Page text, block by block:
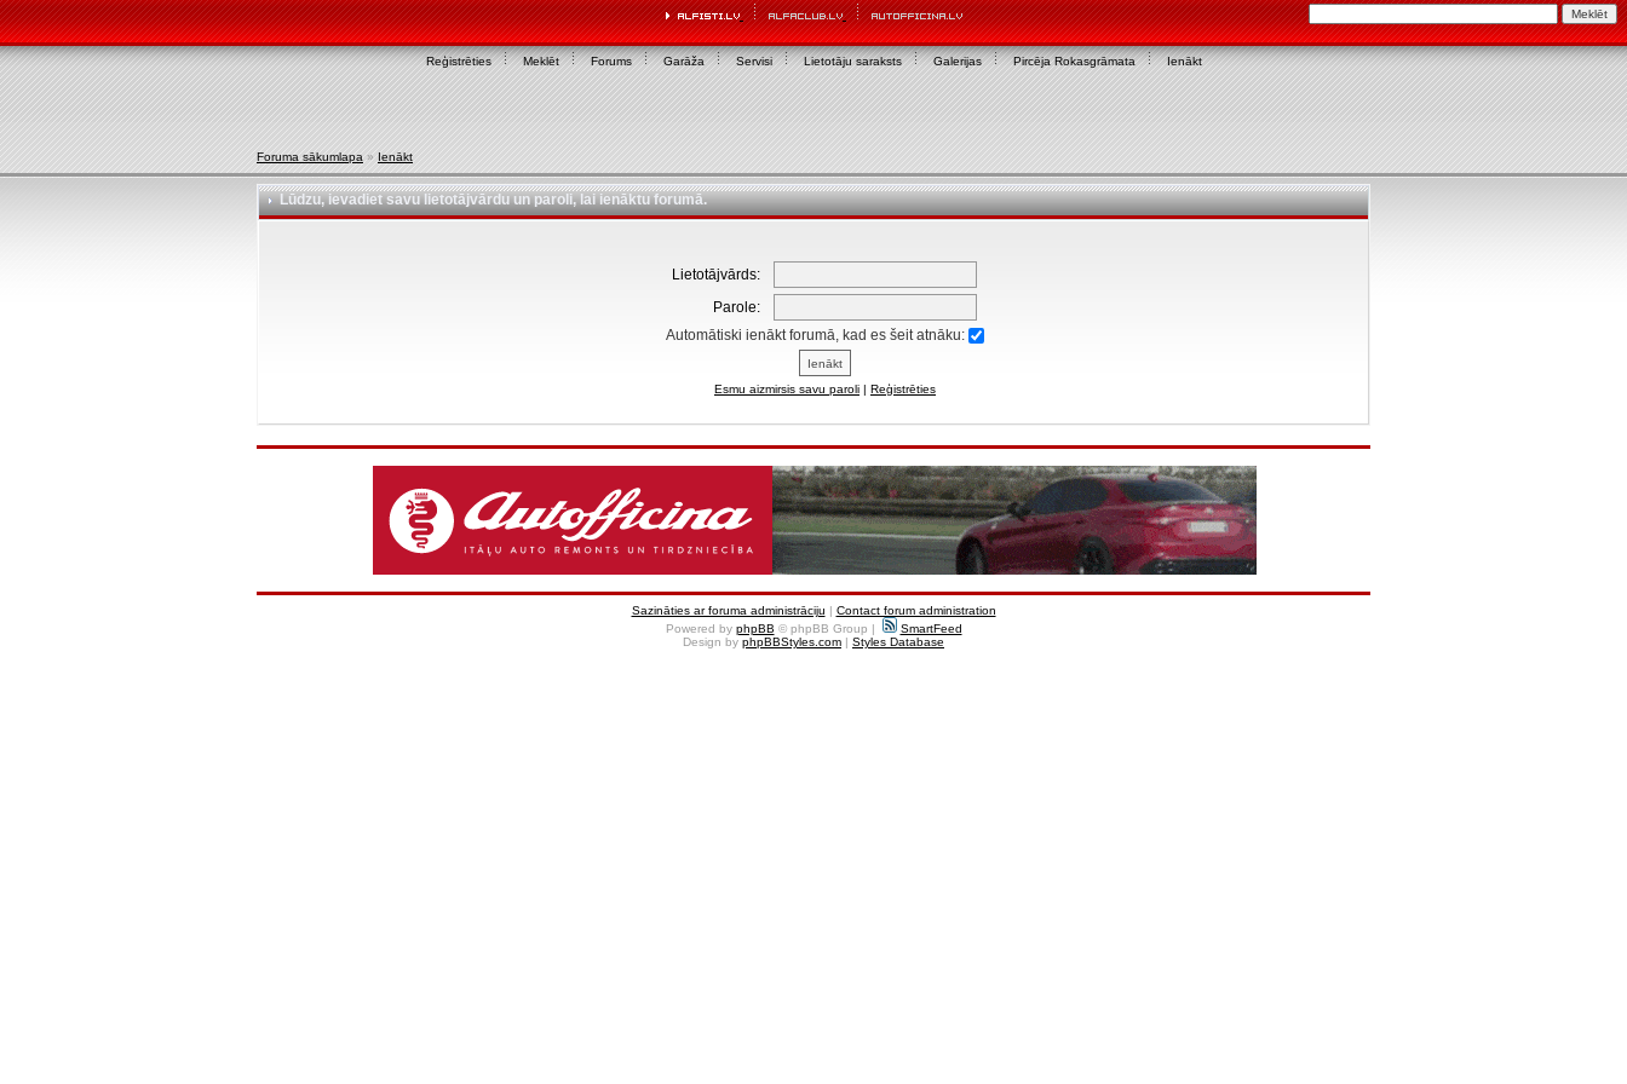
Reģistrēties Meklēt Forums Garāža Servisi Lietotāju saraksts Galerijas Pircēja Rokasgrāmata Ienākt
Foruma sākumlapa » Ienākt
Lūdzu, ievadiet savu lietotājvārdu un paroli, lai ienāktu forumā.
Lietotājvārds:
Parole:
Automātiski ienākt forumā, kad es šeit atnāku:
Esmu aizmirsis savu paroli | Reģistrēties
Sazināties ar foruma administrāciju | Contact forum administration
Powered by phpBB © phpBB Group |
SmartFeed
Design by phpBBStyles.com | Styles Database